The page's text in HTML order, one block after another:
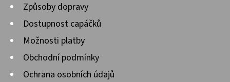
Způsoby dopravy
Dostupnost capáčků
Možnosti platby
Obchodní podmínky
Ochrana osobních údajů